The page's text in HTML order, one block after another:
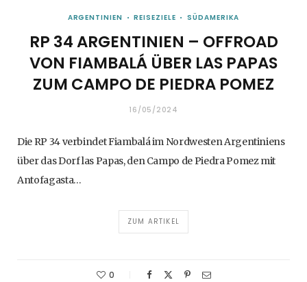
ARGENTINIEN REISEZIELE SÜDAMERIKA
RP 34 ARGENTINIEN – OFFROAD
VON FIAMBALÁ ÜBER LAS PAPAS
ZUM CAMPO DE PIEDRA POMEZ
16/05/2024
Die RP 34 verbindet Fiambalá im Nordwesten Argentiniens
über das Dorf las Papas, den Campo de Piedra Pomez mit
Antofagasta…
ZUM ARTIKEL
0